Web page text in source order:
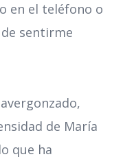
en el teléfono o
de sentirme
de María
que ha